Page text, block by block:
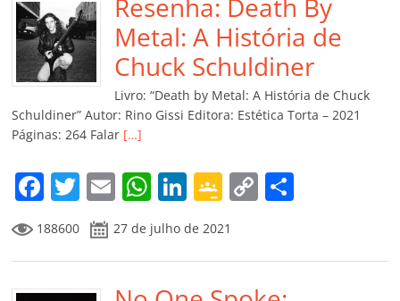
b
o
o
k
A
p
p
dI
n
e
Cl
a
ss
ro
m
Li
n
k
ar
til
h
ar
Resenha: Death By
Metal: A História de
Chuck Schuldiner
Livro: “Death by Metal: A História de Chuck
Schuldiner” Autor: Rino Gissi Editora: Estética Torta – 2021
Páginas: 264 Falar […]
F
a
c
e
T
w
itt
er
E
m
ai
l
W
h
at
s
Li
n
k
e
G
o
o
gl
C
y p
188600 27 de julho de 2021